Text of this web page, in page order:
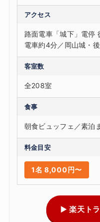
アクセス
路面電車「城下」電停
電車約4分／岡山城・
客室数
全208室
食事
朝食ビュッフェ／素泊
料金目安
1名 8,000円〜
▶ 楽天ト